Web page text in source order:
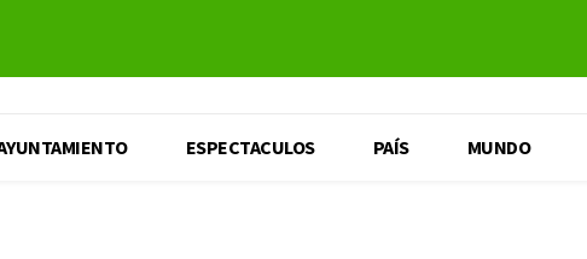
ESPECTACULOS PAÍS MUNDO